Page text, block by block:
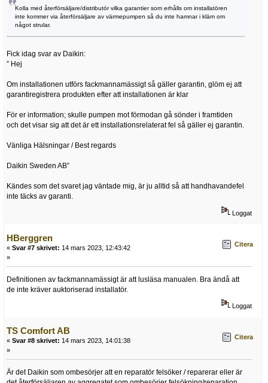
Kolla med återförsäljare/distributör vilka garantier som erhålls om installatören
inte kommer via återförsäljare av värmepumpen så du inte hamnar i kläm om
något strular.
Fick idag svar av Daikin:
” Hej
Om installationen utförs fackmannamässigt så gäller garantin, glöm ej att
garantiregistrera produkten efter att installationen är klar
För er information; skulle pumpen mot förmodan gå sönder i framtiden
och det visar sig att det är ett installationsrelaterat fel så gäller ej garantin.
Vänliga Hälsningar / Best regards
Daikin Sweden AB”
Kändes som det svaret jag väntade mig, är ju alltid så att handhavandefel
inte täcks av garanti.
Loggat
HBerggren
« Svar #7 skrivet: 14 mars 2023, 12:43:42
»
Citera
Definitionen av fackmannamässigt är att lusläsa manualen. Bra ändå att
de inte kräver auktoriserad installatör.
Loggat
TS Comfort AB
« Svar #8 skrivet: 14 mars 2023, 14:01:38
»
Citera
Är det Daikin som ombesörjer att en reparatör felsöker / reparerar eller är